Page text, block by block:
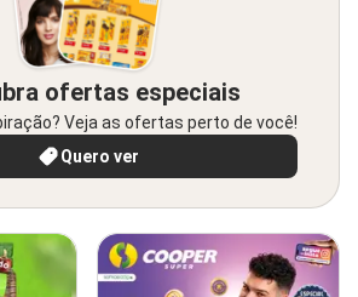
ofertas especiais
Veja as ofertas perto de você!
Quero ver